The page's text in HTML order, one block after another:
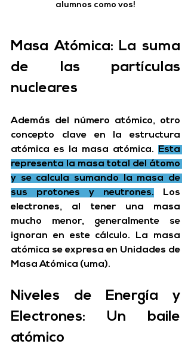
alumnos como vos!
Masa Atómica: La suma
de las partículas
nucleares
Además del número atómico, otro
concepto clave en la estructura
atómica es la masa atómica. Esta
representa la masa total del átomo
y se calcula sumando la masa de
sus protones y neutrones. Los
electrones, al tener una masa
mucho menor, generalmente se
ignoran en este cálculo. La masa
atómica se expresa en Unidades de
Masa Atómica (uma).
Niveles de Energía y
Electrones: Un baile
atómico